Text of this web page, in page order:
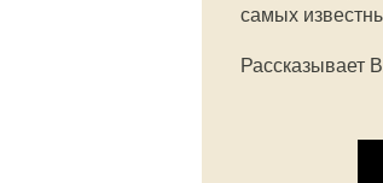
самых
Рассказывает